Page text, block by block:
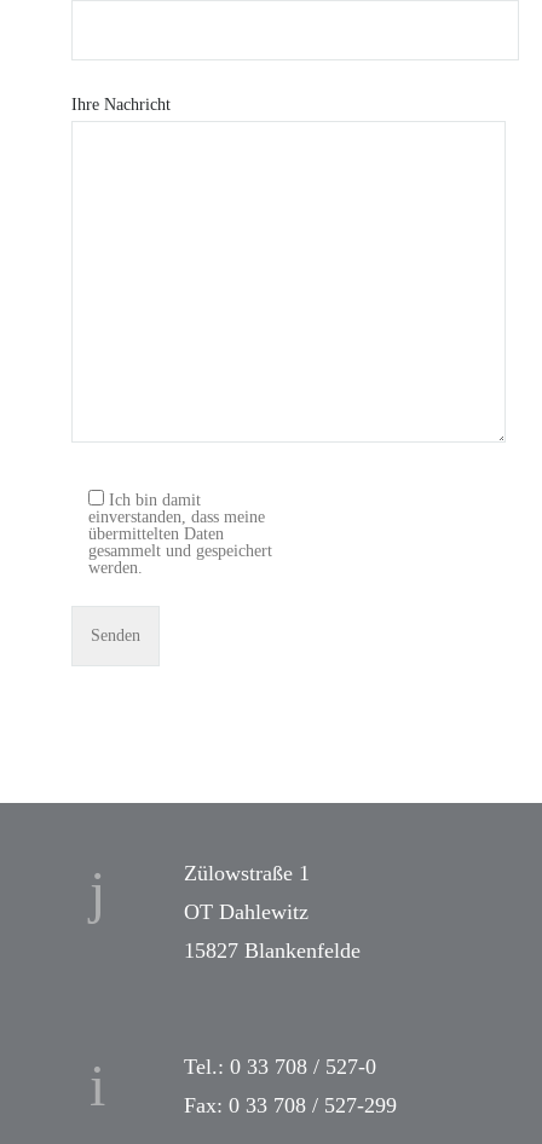
Ihre Nachricht
Ich bin damit
einverstanden, dass meine
übermittelten Daten
gesammelt und gespeichert
werden.
Zülowstraße 1
OT Dahlewitz
15827 Blankenfelde
Tel.: 0 33 708 / 527-0
Fax: 0 33 708 / 527-299